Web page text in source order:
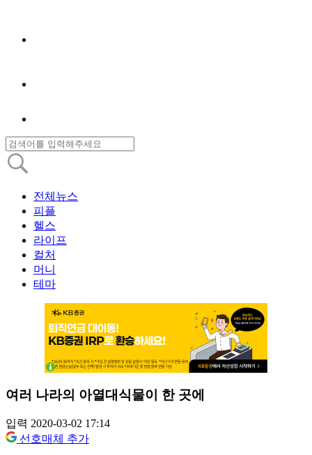
전체뉴스
피플
헬스
라이프
컬처
머니
테마
여러 나라의 아열대식물이 한 곳에
입력 2020-03-02 17:14
선호매체 추가